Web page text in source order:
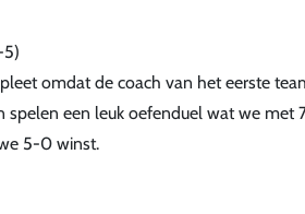
omdat de coach van het eerste
spelen een leuk oefenduel wat we
5-0 winst.